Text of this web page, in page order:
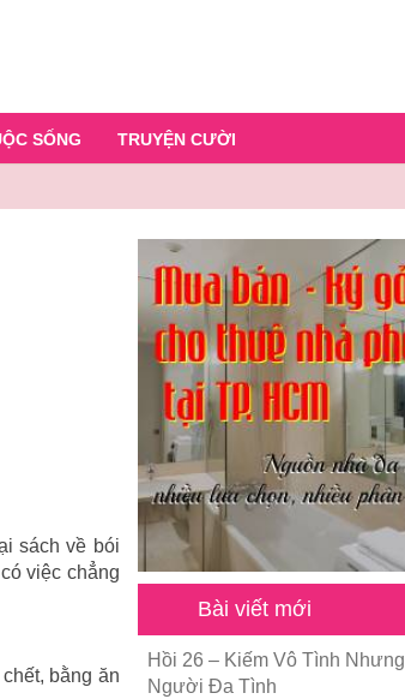
SỐNG TRUYỆN CƯỜI
sách về bói
việc chẳng
bằng ăn
Bài viết mới
Hồi 26 – Kiếm Vô Tình Nhưng
Người Đa Tình